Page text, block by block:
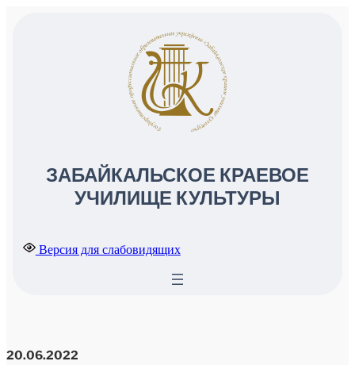
ЗАБАЙКАЛЬСКОЕ КРАЕВОЕ
УЧИЛИЩЕ КУЛЬТУРЫ
Версия для слабовидящих
20.06.2022